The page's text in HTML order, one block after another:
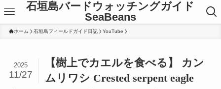
石垣島バードウォッチングガイド
SeaBeans
ホーム 石垣島フィールドガイド日記 YouTube
【樹上でカエルを食べる】 カン
ムリワシ Crested serpent eagle
2025
11/27